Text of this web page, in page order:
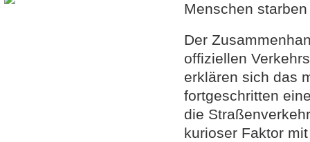
Menschen
Der
offiziellen
erklären sich das
fortgeschritten
die
kurioser Faktor